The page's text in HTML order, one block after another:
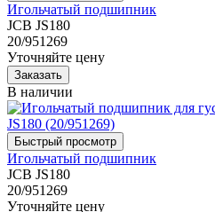
Игольчатый подшипник
JCB JS180
20/951269
Уточняйте цену
В наличии
Игольчатый подшипник
JCB JS180
20/951269
Уточняйте цену